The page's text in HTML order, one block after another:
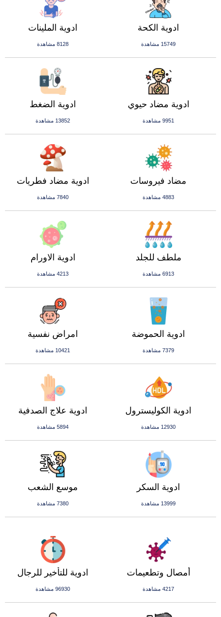
ادوية الملينات
8128 مشاهدة
ادوية الكحة
15749 مشاهدة
ادوية الضغط
13852 مشاهدة
ادوية مضاد حيوي
9951 مشاهدة
ادوية مضاد فطريات
7840 مشاهدة
مضاد فيروسات
4883 مشاهدة
ادوية الاورام
4213 مشاهدة
ملطف للجلد
6913 مشاهدة
امراض نفسية
10421 مشاهدة
ادوية الحموضة
7379 مشاهدة
ادوية علاج الصدفية
5894 مشاهدة
ادوية الكوليسترول
12930 مشاهدة
موسع الشعب
7380 مشاهدة
ادوية السكر
13999 مشاهدة
ادوية للتأخير للرجال
96930 مشاهدة
أمصال وتطعيمات
4217 مشاهدة